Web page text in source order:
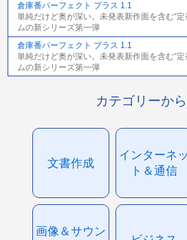
倉庫番パーフェクト プラス 1.1
単純だけど奥が深い。未発表新作面を含む“
ムの新シリーズ第一弾
倉庫番パーフェクト プラス 1.1
単純だけど奥が深い。未発表新作面を含む“
ムの新シリーズ第一弾
カテゴリーか
文書作成
インターネッ
ト＆通信
画像＆サウン